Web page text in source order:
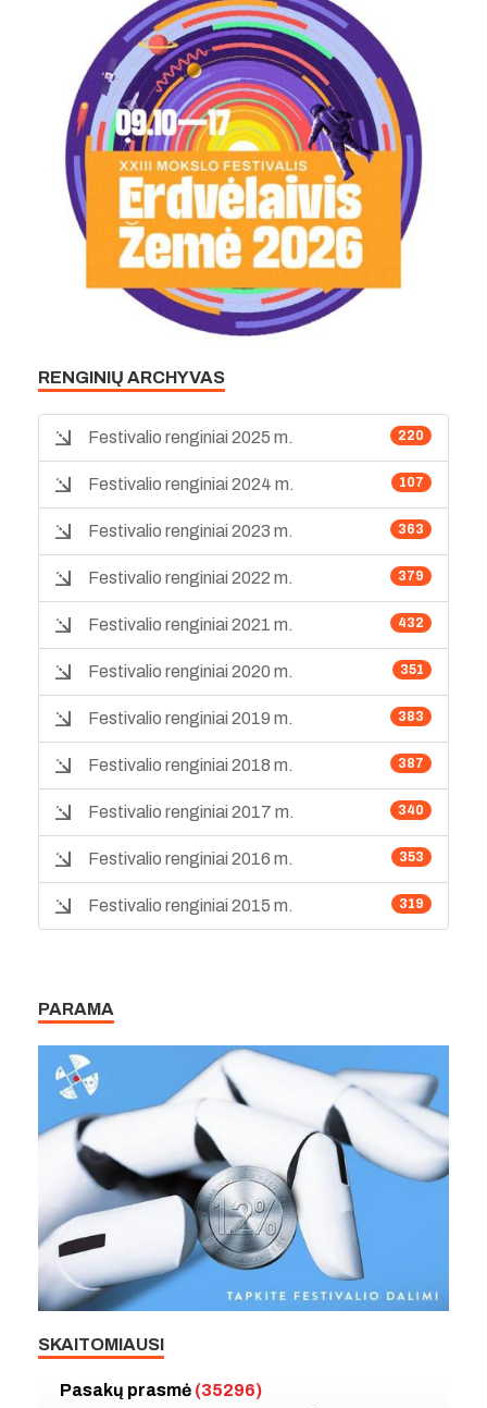
RENGINIŲ ARCHYVAS
220
Festivalio renginiai 2025 m.
107
Festivalio renginiai 2024 m.
363
Festivalio renginiai 2023 m.
379
Festivalio renginiai 2022 m.
432
Festivalio renginiai 2021 m.
351
Festivalio renginiai 2020 m.
383
Festivalio renginiai 2019 m.
387
Festivalio renginiai 2018 m.
340
Festivalio renginiai 2017 m.
353
Festivalio renginiai 2016 m.
319
Festivalio renginiai 2015 m.
PARAMA
SKAITOMIAUSI
Pasakų prasmė (35296)